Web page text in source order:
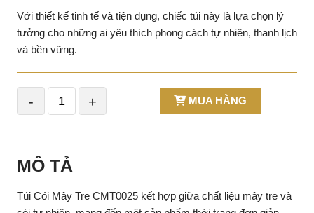
Với thiết kế tinh tế và tiện dụng, chiếc túi này là lựa chọn lý
tưởng cho những ai yêu thích phong cách tự nhiên, thanh lịch
và bền vững.
- + MUA HÀNG
MÔ TẢ
Túi Cói Mây Tre CMT0025 kết hợp giữa chất liệu mây tre và